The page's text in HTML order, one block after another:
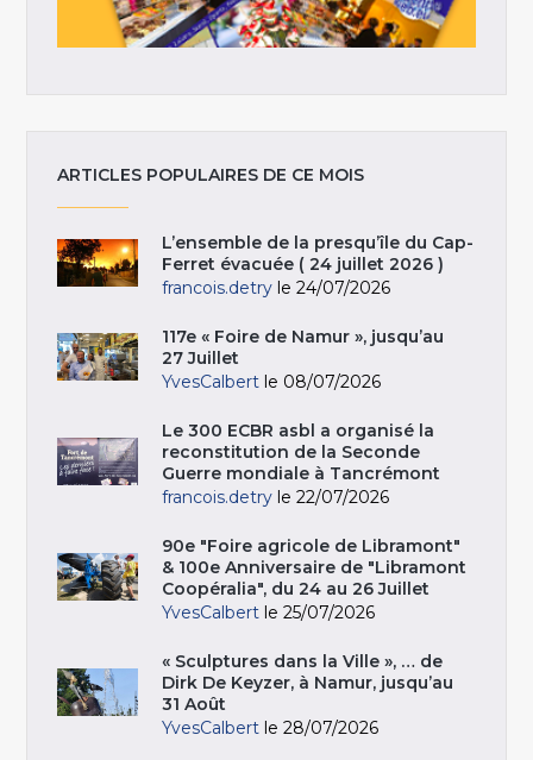
ARTICLES POPULAIRES DE CE MOIS
L’ensemble de la presqu’île du Cap-
Ferret évacuée ( 24 juillet 2026 )
francois.detry le 24/07/2026
117e « Foire de Namur », jusqu’au
27 Juillet
YvesCalbert le 08/07/2026
Le 300 ECBR asbl a organisé la
reconstitution de la Seconde
Guerre mondiale à Tancrémont
francois.detry le 22/07/2026
90e "Foire agricole de Libramont"
& 100e Anniversaire de "Libramont
Coopéralia", du 24 au 26 Juillet
YvesCalbert le 25/07/2026
« Sculptures dans la Ville », … de
Dirk De Keyzer, à Namur, jusqu’au
31 Août
YvesCalbert le 28/07/2026